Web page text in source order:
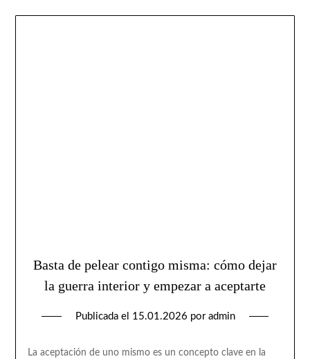
Basta de pelear contigo misma: cómo dejar
la guerra interior y empezar a aceptarte
Publicada el 15.01.2026 por admin
La aceptación de uno mismo es un concepto clave en la